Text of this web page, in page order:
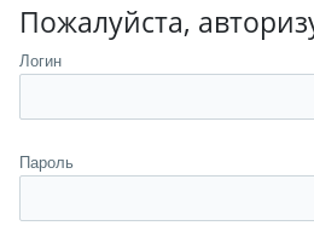
Пожалуйста,
Логин
Пароль